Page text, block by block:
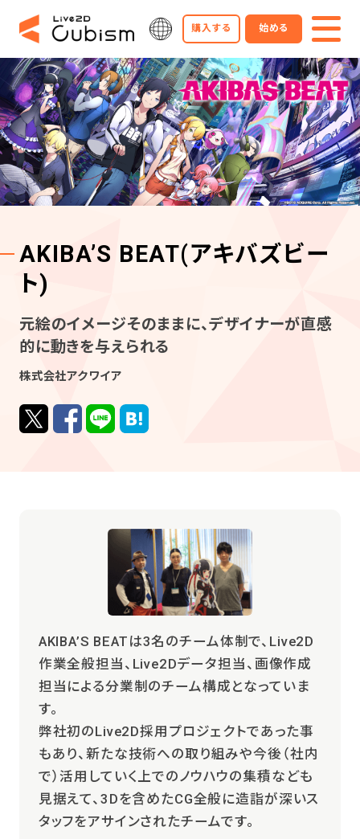
購入する 始める
AKIBA’S BEAT(アキバズビー
ト)
元絵のイメージそのままに、デザイナーが直感
的に動きを与えられる
株式会社アクワイア
AKIBA’S BEATは3名のチーム体制で、Live2D
作業全般担当、Live2Dデータ担当、画像作成
担当による分業制のチーム構成となっていま
す。
弊社初のLive2D採用プロジェクトであった事
もあり、新たな技術への取り組みや今後（社内
で）活用していく上でのノウハウの集積なども
見据えて、3Dを含めたCG全般に造詣が深いス
タッフをアサインされたチームです。